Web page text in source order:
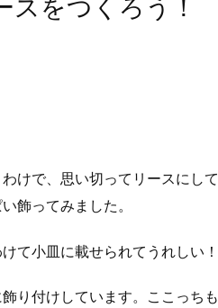
スをつくろう！
けで、思い切ってリースにし
飾ってみました。
て小皿に載せられてうれしい！
り付けしています。ここっち